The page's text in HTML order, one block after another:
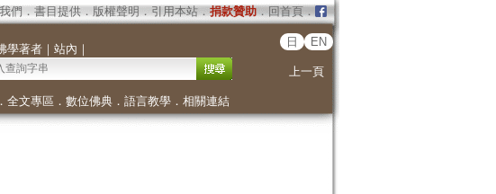
們 ． 書目提供． 版權聲明 ． 引用本站． 捐款贊助．回首頁．
學著者｜ 站內 ｜
日 EN
上一頁
全文專區 ． 數位佛典． 語言教學． 相關連結